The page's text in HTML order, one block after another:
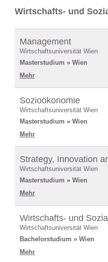
Wirtschafts- und
Management
Wirtschaftsuniversität Wien
Masterstudium » Wien
Mehr
Sozioökonomie
Wirtschaftsuniversität Wien
Masterstudium » Wien
Mehr
Strategy, Innovation
Wirtschaftsuniversität Wien
Masterstudium » Wien
Mehr
Wirtschafts- und
Wirtschaftsuniversität Wien
Bachelorstudium » Wien
Mehr